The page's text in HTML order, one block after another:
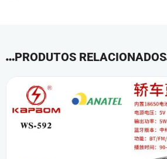
PRODUTOS RELACIONADOS